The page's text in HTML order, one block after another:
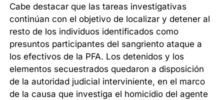
Cabe destacar que las tareas investigativas
continúan con el objetivo de localizar y detener al
resto de los individuos identificados como
presuntos participantes del sangriento ataque a
los efectivos de la PFA. Los detenidos y los
elementos secuestrados quedaron a disposición
de la autoridad judicial interviniente, en el marco
de la causa que investiga el homicidio del agente